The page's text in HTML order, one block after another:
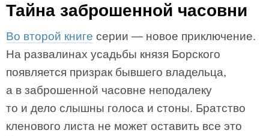
Тайна заброшенной часовни
Во второй книге серии — новое приключение.
На развалинах усадьбы князя Борского
появляется призрак бывшего владельца,
а в заброшенной часовне неподалеку
то и дело слышны голоса и стоны. Братство
кленового листа не может оставить все это